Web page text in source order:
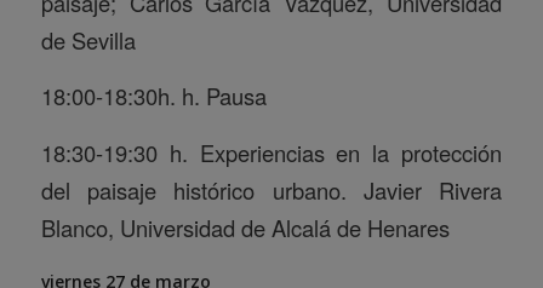
de Sevilla
18:00-18:30h. h. Pausa
18:30-19:30 h. Experiencias en la protección
del paisaje histórico urbano. Javier Rivera
Blanco, Universidad de Alcalá de Henares
viernes 27 de marzo